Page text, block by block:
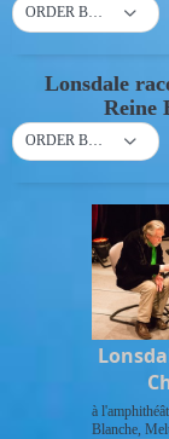
ORDER BY DEFAULT
Lonsdale
Reine
ORDER BY DEFAULT
à
Blanche,